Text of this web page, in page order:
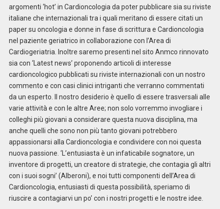
argomenti ‘hot’ in Cardioncologia da poter pubblicare sia su riviste
italiane che internazionali tra i quali meritano di essere citati un
paper su oncologia e donne in fase di scrittura e Cardioncologia
nel paziente geriatrico in collaborazione con l’Area di
Cardiogeriatria. Inoltre saremo presenti nel sito Anmco rinnovato
sia con ‘Latest news’ proponendo articoli di interesse
cardioncologico pubblicati su riviste internazionali con un nostro
commento e con casi clinici intriganti che verranno commentati
da un esperto. Il nostro desiderio è quello di essere trasversali alle
varie attività e con le altre Aree; non solo vorremmo invogliare i
colleghi più giovani a considerare questa nuova disciplina, ma
anche quelli che sono non più tanto giovani potrebbero
appassionarsi alla Cardioncologia e condividere con noi questa
nuova passione. ‘L’entusiasta è un infaticabile sognatore, un
inventore di progetti, un creatore di strategie, che contagia gli altri
con i suoi sogni’ (Alberoni), e noi tutti componenti dell’Area di
Cardioncologia, entusiasti di questa possibilità, speriamo di
riuscire a contagiarvi un po’ con i nostri progetti e le nostre idee.